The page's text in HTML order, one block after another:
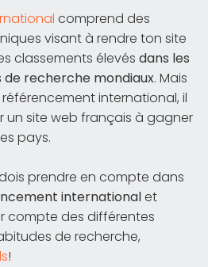
comprend des
visant à rendre ton site
classements élevés dans les
recherche mondiaux. Mais
international, il
un site web français à gagner
pays.
prendre en compte dans
internationalet
compte des différentes
de recherche,
!